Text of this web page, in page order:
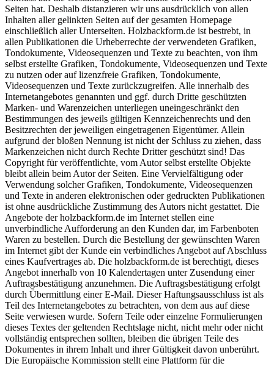
Seiten hat. Deshalb distanzieren wir uns ausdrücklich von allen
Inhalten aller gelinkten Seiten auf der gesamten Homepage
einschließlich aller Unterseiten. Holzbackform.de ist bestrebt, in
allen Publikationen die Urheberrechte der verwendeten Grafiken,
Tondokumente, Videosequenzen und Texte zu beachten, von ihm
selbst erstellte Grafiken, Tondokumente, Videosequenzen und Texte
zu nutzen oder auf lizenzfreie Grafiken, Tondokumente,
Videosequenzen und Texte zurückzugreifen. Alle innerhalb des
Internetangebotes genannten und ggf. durch Dritte geschützten
Marken- und Warenzeichen unterliegen uneingeschränkt den
Bestimmungen des jeweils gültigen Kennzeichenrechts und den
Besitzrechten der jeweiligen eingetragenen Eigentümer. Allein
aufgrund der bloßen Nennung ist nicht der Schluss zu ziehen, dass
Markenzeichen nicht durch Rechte Dritter geschützt sind! Das
Copyright für veröffentlichte, vom Autor selbst erstellte Objekte
bleibt allein beim Autor der Seiten. Eine Vervielfältigung oder
Verwendung solcher Grafiken, Tondokumente, Videosequenzen
und Texte in anderen elektronischen oder gedruckten Publikationen
ist ohne ausdrückliche Zustimmung des Autors nicht gestattet. Die
Angebote der holzbackform.de im Internet stellen eine
unverbindliche Aufforderung an den Kunden dar, im Farbenboten
Waren zu bestellen. Durch die Bestellung der gewünschten Waren
im Internet gibt der Kunde ein verbindliches Angebot auf Abschluss
eines Kaufvertrages ab. Die holzbackform.de ist berechtigt, dieses
Angebot innerhalb von 10 Kalendertagen unter Zusendung einer
Auftragsbestätigung anzunehmen. Die Auftragsbestätigung erfolgt
durch Übermittlung einer E-Mail. Dieser Haftungsausschluss ist als
Teil des Internetangebotes zu betrachten, von dem aus auf diese
Seite verwiesen wurde. Sofern Teile oder einzelne Formulierungen
dieses Textes der geltenden Rechtslage nicht, nicht mehr oder nicht
vollständig entsprechen sollten, bleiben die übrigen Teile des
Dokumentes in ihrem Inhalt und ihrer Gültigkeit davon unberührt.
Die Europäische Kommission stellt eine Plattform für die